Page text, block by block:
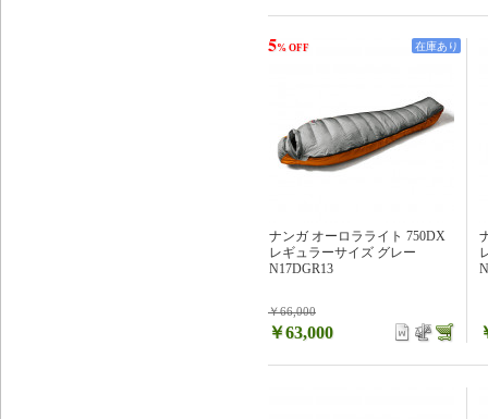
ナンガ オーロラライト 750DX
レギュラーサイズ グレー
N17DGR13
￥66,000
5% OFF
￥63,000
在庫あり